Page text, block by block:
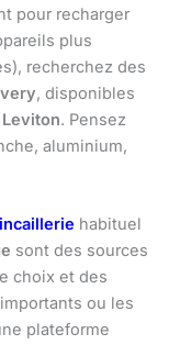
pour recharger
plus
recherchez des
, disponibles
Leviton. Pensez
aluminium,
habituel
sont des sources
choix et des
ou les
plateforme